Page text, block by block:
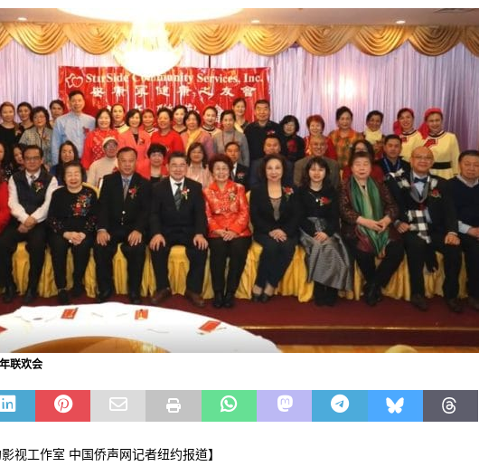
联欢会
视工作室 中国侨声网记者纽约报道】